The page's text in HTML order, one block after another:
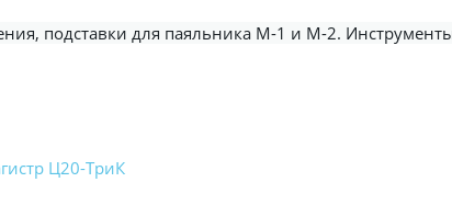
подставки для паяльника М-1 и М-2.
Ц20-ТриК